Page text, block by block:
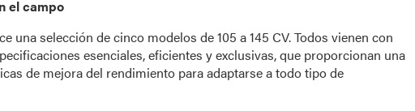
el campo
una selección de cinco modelos de 105 a 145 CV. Todos vienen con
esenciales, eficientes y exclusivas, que proporcionan una
de mejora del rendimiento para adaptarse a todo tipo de